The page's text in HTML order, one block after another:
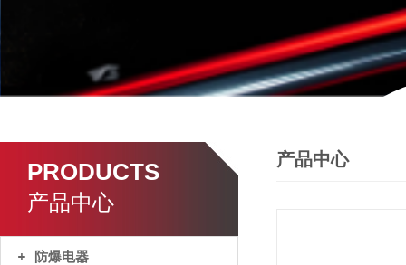
PRODUCTS
产品中心
防爆电器
产品中心